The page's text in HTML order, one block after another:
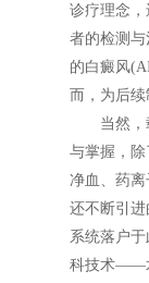
诊疗理念
者的检测
的白癜风
而，为后续
当然，载
与掌握，除
净血、药离
还不断引进
系统落户
科技术——